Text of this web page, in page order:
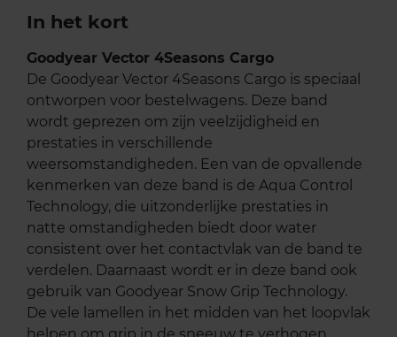
In het kort
Goodyear Vector 4Seasons Cargo
De Goodyear Vector 4Seasons Cargo is speciaal
ontworpen voor bestelwagens. Deze band
wordt geprezen om zijn veelzijdigheid en
prestaties in verschillende
weersomstandigheden. Een van de opvallende
kenmerken van deze band is de Aqua Control
Technology, die uitzonderlijke prestaties in
natte omstandigheden biedt door water
consistent over het contactvlak van de band te
verdelen. Daarnaast wordt er in deze band ook
gebruik van Goodyear Snow Grip Technology.
De vele lamellen in het midden van het loopvlak